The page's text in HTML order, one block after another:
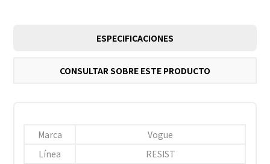
ESPECIFICACIONES
CONSULTAR SOBRE ESTE PRODUCTO
Marca
Vogue
Línea
RESIST